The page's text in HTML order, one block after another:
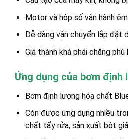
Motor và hộp số vận hành
Dễ dàng vận chuyển lắp đặt
Giá thành khá phái chăng
Ứng dụng của bơm định
Bơm định lượng hóa chất
Còn được ứng dụng nhiều
chất tẩy rửa, sản xuất bột